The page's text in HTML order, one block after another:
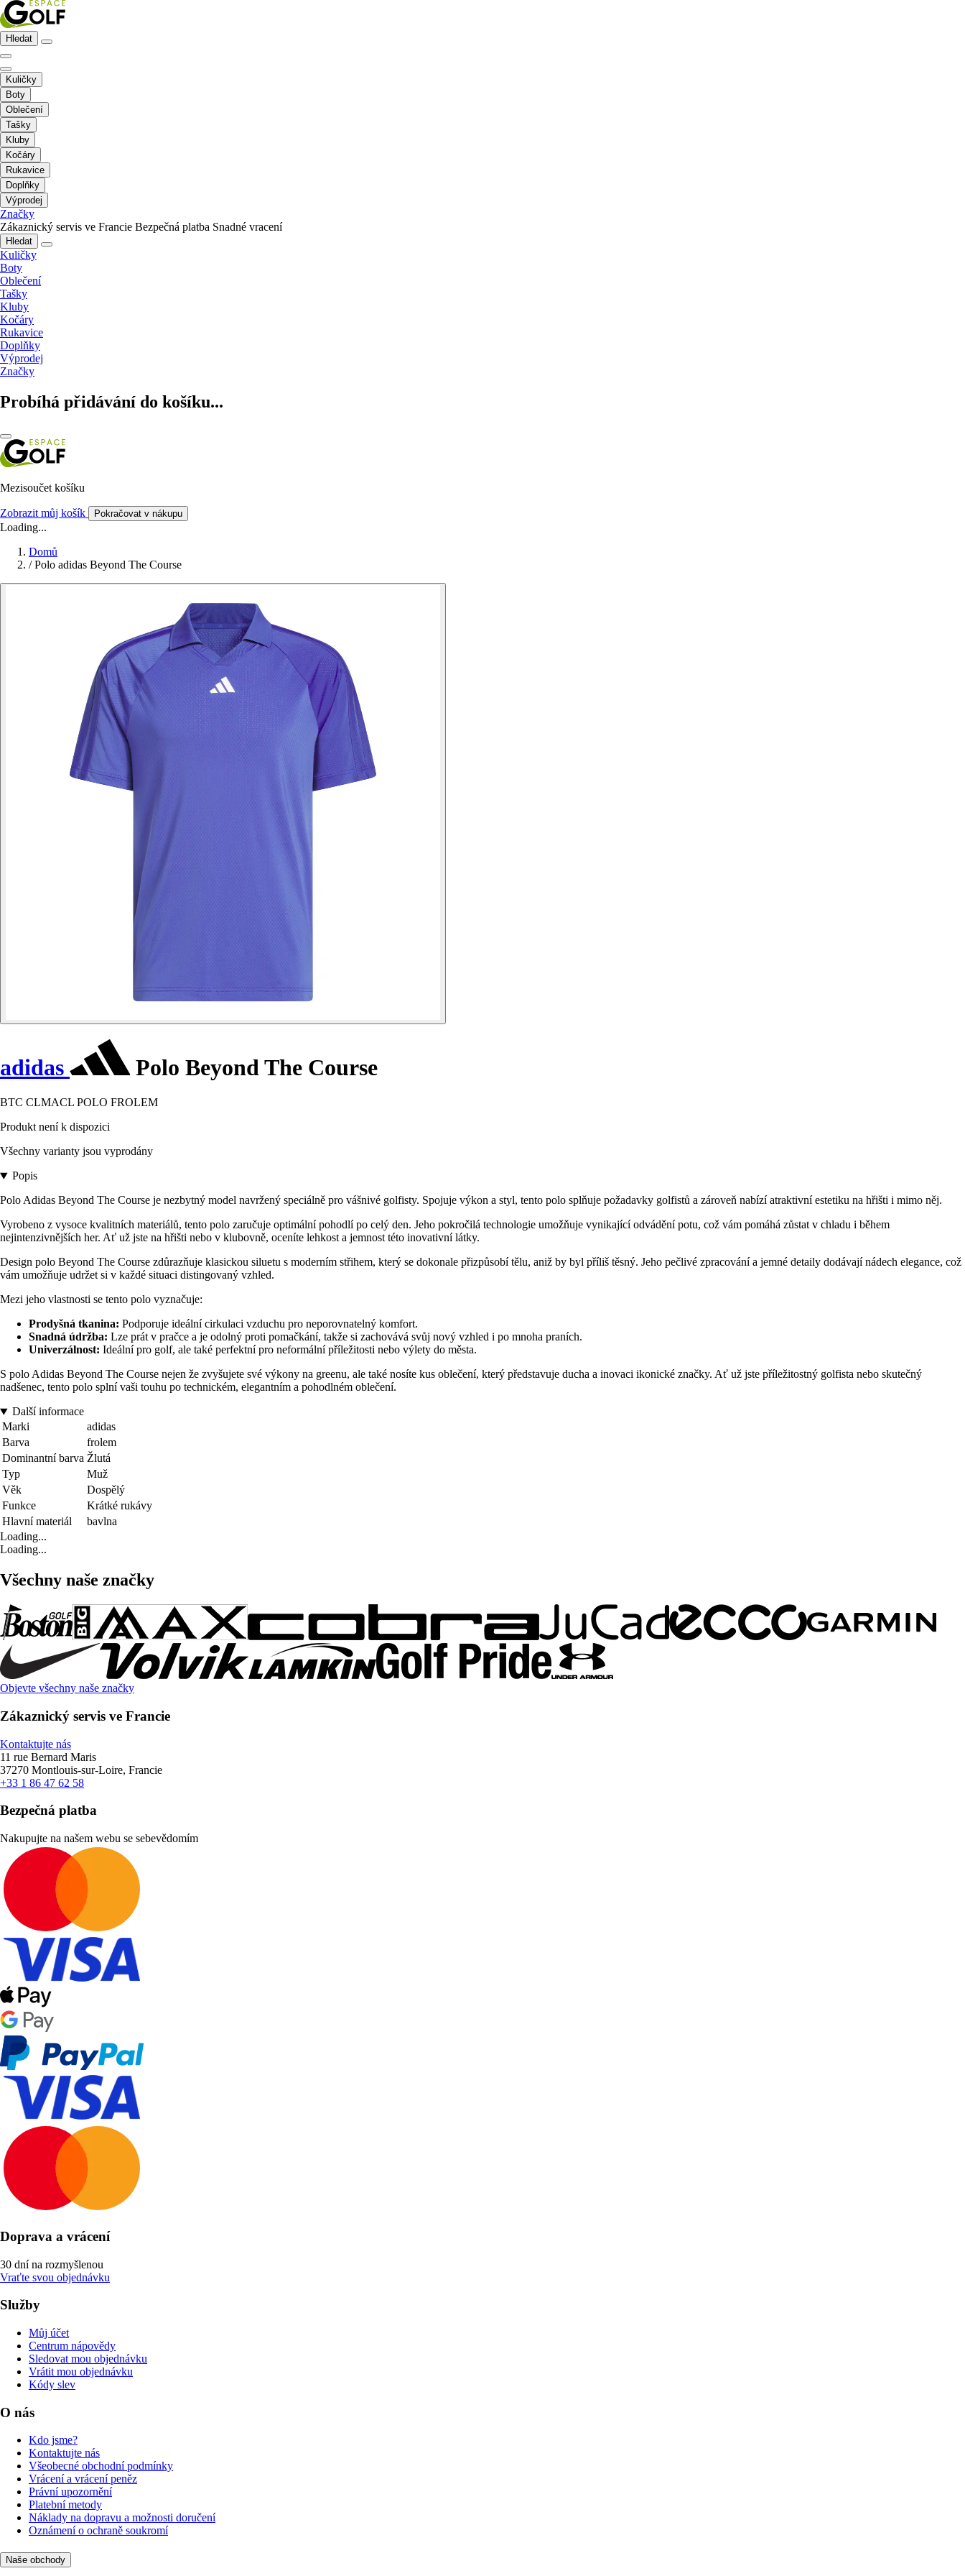
Hledat
Kuličky
Boty
Oblečení
Tašky
Kluby
Kočáry
Rukavice
Doplňky
Výprodej
Značky
Zákaznický servis ve Francie Bezpečná platba Snadné vracení
Hledat
Kuličky
Boty
Oblečení
Tašky
Kluby
Kočáry
Rukavice
Doplňky
Výprodej
Značky
Probíhá přidávání do košíku...
Mezisoučet košíku
Zobrazit můj košík Pokračovat v nákupu
Loading...
Domů
/ Polo adidas Beyond The Course
adidas Polo Beyond The Course
BTC CLMACL POLO FROLEM
Produkt není k dispozici
Všechny varianty jsou vyprodány
Popis
Polo Adidas Beyond The Course je nezbytný model navržený speciálně pro vášnivé golfisty. Spojuje výkon a styl, tento polo splňuje požadavky golfistů a zároveň nabízí atraktivní estetiku na hřišti i mimo něj.
Vyrobeno z vysoce kvalitních materiálů, tento polo zaručuje optimální pohodlí po celý den. Jeho pokročilá technologie umožňuje vynikající odvádění potu, což vám pomáhá zůstat v chladu i během
nejintenzivnějších her. Ať už jste na hřišti nebo v klubovně, oceníte lehkost a jemnost této inovativní látky.
Design polo Beyond The Course zdůrazňuje klasickou siluetu s moderním střihem, který se dokonale přizpůsobí tělu, aniž by byl příliš těsný. Jeho pečlivé zpracování a jemné detaily dodávají nádech elegance, což
vám umožňuje udržet si v každé situaci distingovaný vzhled.
Mezi jeho vlastnosti se tento polo vyznačuje:
Prodyšná tkanina: Podporuje ideální cirkulaci vzduchu pro neporovnatelný komfort.
Snadná údržba: Lze prát v pračce a je odolný proti pomačkání, takže si zachovává svůj nový vzhled i po mnoha praních.
Univerzálnost: Ideální pro golf, ale také perfektní pro neformální příležitosti nebo výlety do města.
S polo Adidas Beyond The Course nejen že zvyšujete své výkony na greenu, ale také nosíte kus oblečení, který představuje ducha a inovaci ikonické značky. Ať už jste příležitostný golfista nebo skutečný
nadšenec, tento polo splní vaši touhu po technickém, elegantním a pohodlném oblečení.
Další informace
Marki
adidas
Barva
frolem
Dominantní barva Žlutá
Typ
Muž
Věk
Dospělý
Funkce
Krátké rukávy
Hlavní materiál
bavlna
Loading...
Loading...
Všechny naše značky
Objevte všechny naše značky
Zákaznický servis ve Francie
Kontaktujte nás
11 rue Bernard Maris
37270 Montlouis-sur-Loire, Francie
+33 1 86 47 62 58
Bezpečná platba
Nakupujte na našem webu se sebevědomím
Doprava a vrácení
30 dní na rozmyšlenou
Vraťte svou objednávku
Služby
Můj účet
Centrum nápovědy
Sledovat mou objednávku
Vrátit mou objednávku
Kódy slev
O nás
Kdo jsme?
Kontaktujte nás
Všeobecné obchodní podmínky
Vrácení a vrácení peněz
Právní upozornění
Platební metody
Náklady na dopravu a možnosti doručení
Oznámení o ochraně soukromí
Naše obchody